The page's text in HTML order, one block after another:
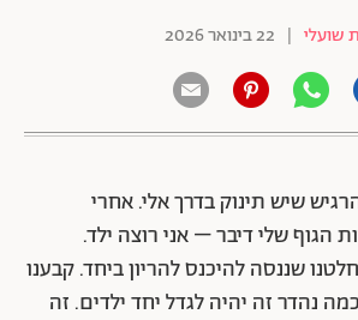
שועלי | 22 בינואר 2026
להרגיש שיש תינוק בדרך אלי. אחרי
הגוף שלי דיבר – אני רוצה ילד.
שננסה להיכנס להריון ביחד. קבענו
נהדר זה יהיה לגדל יחד ילדים. זה